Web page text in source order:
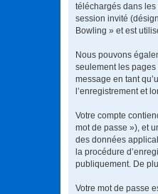
téléchargés dans
session invité
Bowling » et est
Nous pouvons
seulement les pages
message en tant
l’enregistrement et
Votre compte
mot de passe »), et
des données
la procédure
publiquement. De
Votre mot de passe